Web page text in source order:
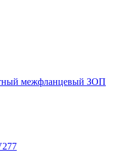
межфланцевый ЗОП